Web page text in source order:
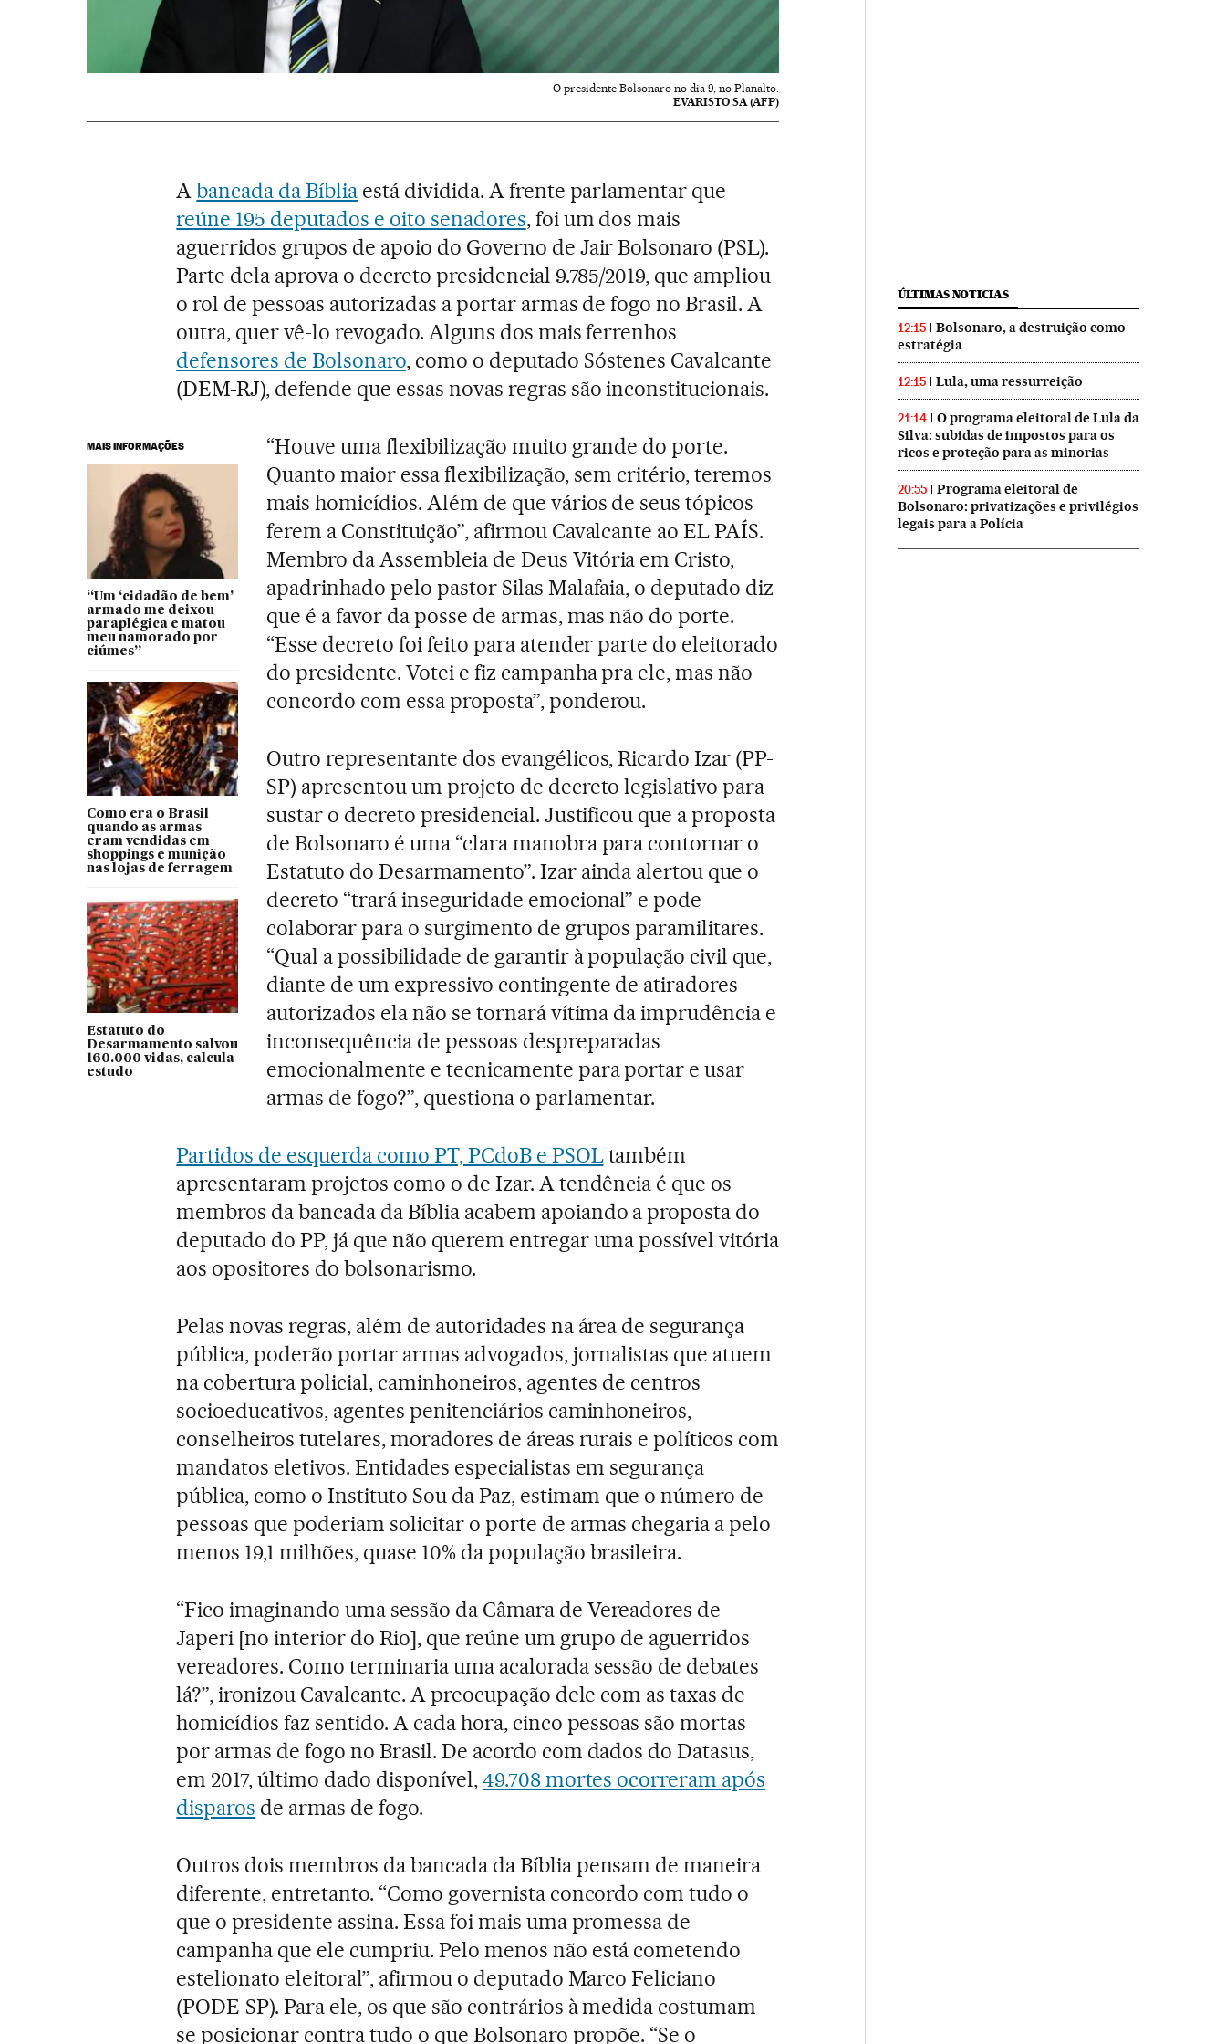
O presidente Bolsonaro no dia 9, no Planalto.
EVARISTO SA (AFP)
Abancada da Bíbliaestá dividida. A frente parlamentar que
reúne 195 deputados e oito senadores, foi um dos mais
aguerridos grupos de apoio do Governo de Jair Bolsonaro (PSL).
Parte dela aprova o decreto presidencial 9.785/2019, que ampliou
o rol de pessoas autorizadas a portar armas de fogo no Brasil. A
outra, quer vê-lo revogado. Alguns dos mais ferrenhos
defensores de Bolsonaro, como o deputado Sóstenes Cavalcante
(DEM-RJ), defende que essas novas regras são inconstitucionais.
MAIS INFORMAÇÕES
“Um ‘cidadão de bem’
armado me deixou
paraplégica e matou
meu namorado por
ciúmes”
Como era o Brasil
quando as armas
eram vendidas em
shoppings e munição
nas lojas de ferragem
Estatuto do
Desarmamento salvou
160.000 vidas, calcula
estudo
“Houve uma flexibilização muito grande do porte.
Quanto maior essa flexibilização, sem critério, teremos
mais homicídios. Além de que vários de seus tópicos
ferem a Constituição”, afirmou Cavalcante ao EL PAÍS.
Membro da Assembleia de Deus Vitória em Cristo,
apadrinhado pelo pastor Silas Malafaia, o deputado diz
que é a favor da posse de armas, mas não do porte.
“Esse decreto foi feito para atender parte do eleitorado
do presidente. Votei e fiz campanha pra ele, mas não
concordo com essa proposta”, ponderou.
Outro representante dos evangélicos, Ricardo Izar (PP-
SP) apresentou um projeto de decreto legislativo para
sustar o decreto presidencial. Justificou que a proposta
de Bolsonaro é uma “clara manobra para contornar o
Estatuto do Desarmamento”. Izar ainda alertou que o
decreto “trará inseguridade emocional” e pode
colaborar para o surgimento de grupos paramilitares.
“Qual a possibilidade de garantir à população civil que,
diante de um expressivo contingente de atiradores
autorizados ela não se tornará vítima da imprudência e
inconsequência de pessoas despreparadas
emocionalmente e tecnicamente para portar e usar
armas de fogo?”, questiona o parlamentar.
Partidos de esquerda como PT, PCdoB e PSOLtambém
apresentaram projetos como o de Izar. A tendência é que os
membros da bancada da Bíblia acabem apoiando a proposta do
deputado do PP, já que não querem entregar uma possível vitória
aos opositores do bolsonarismo.
Pelas novas regras, além de autoridades na área de segurança
pública, poderão portar armas advogados, jornalistas que atuem
na cobertura policial, caminhoneiros, agentes de centros
socioeducativos, agentes penitenciários caminhoneiros,
conselheiros tutelares, moradores de áreas rurais e políticos com
mandatos eletivos. Entidades especialistas em segurança
pública, como o Instituto Sou da Paz, estimam que o número de
pessoas que poderiam solicitar o porte de armas chegaria a pelo
menos 19,1 milhões, quase 10% da população brasileira.
“Fico imaginando uma sessão da Câmara de Vereadores de
Japeri [no interior do Rio], que reúne um grupo de aguerridos
vereadores. Como terminaria uma acalorada sessão de debates
lá?”, ironizou Cavalcante. A preocupação dele com as taxas de
homicídios faz sentido. A cada hora, cinco pessoas são mortas
por armas de fogo no Brasil. De acordo com dados do Datasus,
em 2017, último dado disponível,49.708 mortes ocorreram após
disparos de armas de fogo.
Outros dois membros da bancada da Bíblia pensam de maneira
diferente, entretanto. “Como governista concordo com tudo o
que o presidente assina. Essa foi mais uma promessa de
campanha que ele cumpriu. Pelo menos não está cometendo
estelionato eleitoral”, afirmou o deputado Marco Feliciano
(PODE-SP). Para ele, os que são contrários à medida costumam
se posicionar contra tudo o que Bolsonaro propõe. “Se o
ÚLTIMAS NOTICIAS
12:15
Bolsonaro, a destruição como
estratégia
12:15 Lula, uma ressurreição
21:14
O programa eleitoral de Lula da
Silva: subidas de impostos para os
ricos e proteção para as minorias
20:55
Programa eleitoral de
Bolsonaro: privatizações e privilégios
legais para a Polícia